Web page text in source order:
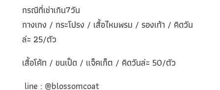
กรณีที่เช่าเกิน7วัน
กางเกง / กระโปรง / เสื้อไหมพรม / รองเท้า / คิดวัน
ล่ะ 25/ตัว
เสื้อโค้ท / ขนเป็ด / แจ็คเก็ต / คิดวันล่ะ 50/ตัว
line : @blossomcoat